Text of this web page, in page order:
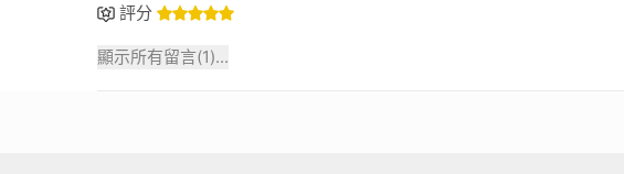
評分
顯示所有留言(1)...